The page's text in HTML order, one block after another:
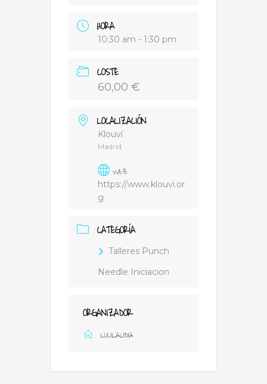
HORA
10:30 am - 1:30 pm
COSTE
60,00 €
LOCALIZACIÓN
Klouví
Madrid
WEB
https://www.klouvi.or
g
CATEGORÍA
Talleres Punch
Needle Iniciacion
ORGANIZADOR
LUCILALIDIA